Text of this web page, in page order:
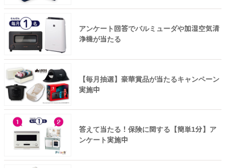
アンケート回答でバルミューダや加湿空気清
浄機が当たる
【毎月抽選】豪華賞品が当たるキャンペーン
実施中
答えて当たる！保険に関する【簡単1分】ア
ンケート実施中